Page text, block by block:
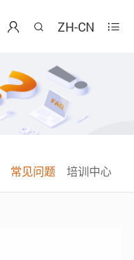
  ZH-CN 
常见问题 培训中心